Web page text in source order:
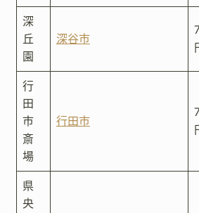
深
丘
園
深谷市
行
田
市
斎
場
行田市
県
央